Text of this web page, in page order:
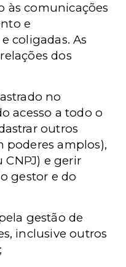
às comunicações
e
coligadas. As
dos
no
acesso a todo o
outros
poderes amplos),
e gerir
gestor e do
gestão de
inclusive outros